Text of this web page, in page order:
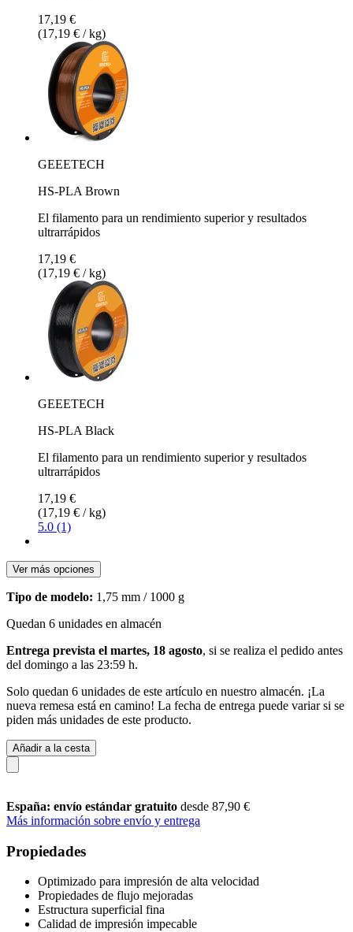
17,19 €
(17,19 € / kg)
GEEETECH
HS-PLA Brown
El filamento para un rendimiento superior y resultados
ultrarrápidos
17,19 €
(17,19 € / kg)
GEEETECH
HS-PLA Black
El filamento para un rendimiento superior y resultados
ultrarrápidos
17,19 €
(17,19 € / kg)
5.0 (1)
Ver más opciones
Tipo de modelo: 1,75 mm / 1000 g
Quedan 6 unidades en almacén
Entrega prevista el martes, 18 agosto, si se realiza el pedido antes
del domingo a las 23:59 h.
Solo quedan 6 unidades de este artículo en nuestro almacén. ¡La
nueva remesa está en camino! La fecha de entrega puede variar si se
piden más unidades de este producto.
Añadir a la cesta
España: envío estándar gratuito desde 87,90 €
Más información sobre envío y entrega
Propiedades
Optimizado para impresión de alta velocidad
Propiedades de flujo mejoradas
Estructura superficial fina
Calidad de impresión impecable